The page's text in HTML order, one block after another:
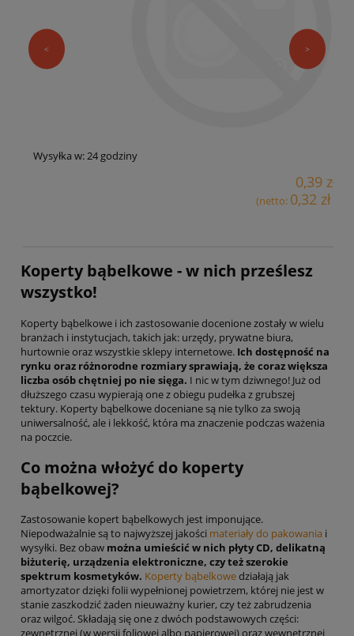
Wysyłka w:24 godziny
0,39 zł
(netto: 0,32 zł
< >
Koperty bąbelkowe - w nich prześlesz
wszystko!
Koperty bąbelkowe i ich zastosowanie docenione zostały w wielu
branżach i instytucjach, takich jak: urzędy, prywatne biura,
hurtownie oraz wszystkie sklepy internetowe. Ich dostępność na
rynku oraz różnorodne rozmiary sprawiają, że coraz większa
liczba osób chętniej po nie sięga. I nic w tym dziwnego! Już od
dłuższego czasu wypierają one z obiegu pudełka z grubszej
tektury. Koperty bąbelkowe doceniane są nie tylko za swoją
uniwersalność, ale i lekkość, która ma znaczenie podczas ważenia
na poczcie.
Co można włożyć do koperty
bąbelkowej?
Zastosowanie kopert bąbelkowych jest imponujące.
Niepodważalnie są to najwyższej jakości materiały do pakowania i
wysyłki. Bez obaw można umieścić w nich płyty CD, delikatną
biżuterię, urządzenia elektroniczne, czy też szerokie
spektrum kosmetyków. Koperty bąbelkowedziałają jak
amortyzator dzięki folii wypełnionej powietrzem, której nie jest w
stanie zaszkodzić żaden nieuważny kurier, czy też zabrudzenia
oraz wilgoć. Składają się one z dwóch podstawowych części:
zewnętrznej (w wersji foliowej albo papierowej) oraz wewnętrznej